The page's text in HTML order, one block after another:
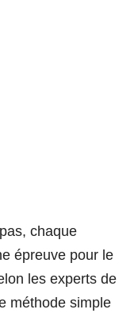
chaque
épreuve pour le
les experts de
méthode simple